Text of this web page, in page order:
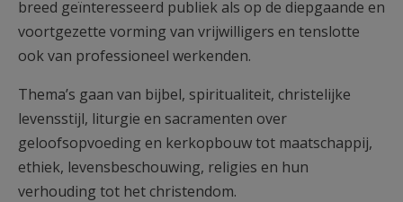
breed geïnteresseerd publiek als op de diepgaande en
voortgezette vorming van vrijwilligers en tenslotte
ook van professioneel werkenden.
Thema’s gaan van bijbel, spiritualiteit, christelijke
levensstijl, liturgie en sacramenten over
geloofsopvoeding en kerkopbouw tot maatschappij,
ethiek, levensbeschouwing, religies en hun
verhouding tot het christendom.